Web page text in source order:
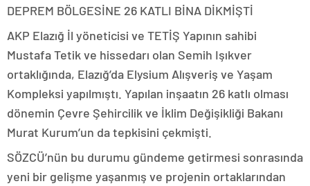
DEPREM BÖLGESİNE 26 KATLI BİNA DİKMİŞTİ
AKP Elazığ İl yöneticisi ve TETİŞ Yapının sahibi
Mustafa Tetik ve hissedarı olan Semih Işıkver
ortaklığında, Elazığ’da Elysium Alışveriş ve Yaşam
Kompleksi yapılmıştı. Yapılan inşaatın 26 katlı olması
dönemin Çevre Şehircilik ve İklim Değişikliği Bakanı
Murat Kurum’un da tepkisini çekmişti.
SÖZCÜ’nün bu durumu gündeme getirmesi sonrasında
yeni bir gelişme yaşanmış ve projenin ortaklarından